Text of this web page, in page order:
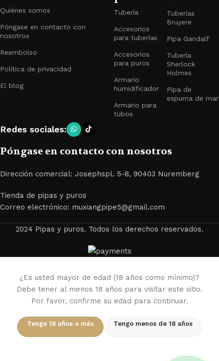
Quiénes somos
Póngase en contacto con
nosotros
Reembolso
Política de privacidad
El blog
Tubería
Accesorios
para tuberías
Accesorios
para puros
Armario
humidificador
Armario para
tubos
Tuberías
Bruyere
Pipa Gandalf
Tubería
Sherlock
Holmes
Pipa de
espuma de mar
Redes sociales:
Póngase en contacto con nosotros
Dirección comercial: Josephspl. 5-8, 90403 Nuremberg
Tienda de pipas y puros
Correo electrónico: muxiangpipe5@gmail.com
2024 Pipas y puros. Todos los derechos reservados.
¿Es usted mayor de edad (18 años como mínimo)?
Debe tener al menos 18 años para visitar este sitio.
Por favor, confirme su edad para continuar.
Tengo 18 años o más Tengo menos de 18 años